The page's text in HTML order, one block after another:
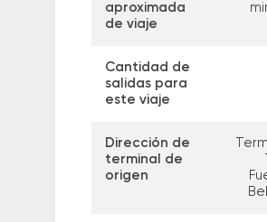
aproximada
de viaje
Cantidad de
salidas para
este viaje
Dirección de
terminal de
origen